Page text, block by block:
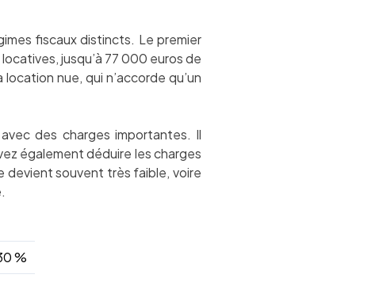
fiscaux distincts. Le premier
jusqu’à 77 000 euros de
nue, qui n’accorde qu’un
des charges importantes. Il
également déduire les charges
devient souvent très faible, voire
%